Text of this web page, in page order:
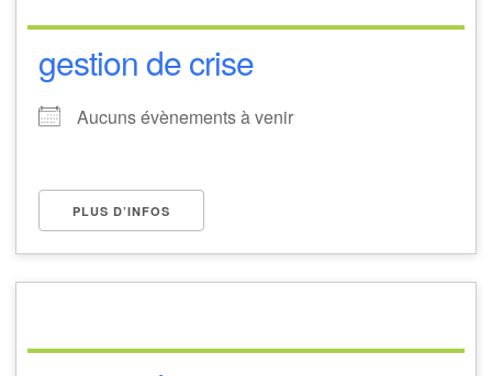
gestion de crise
Aucuns évènements à venir
PLUS D’INFOS